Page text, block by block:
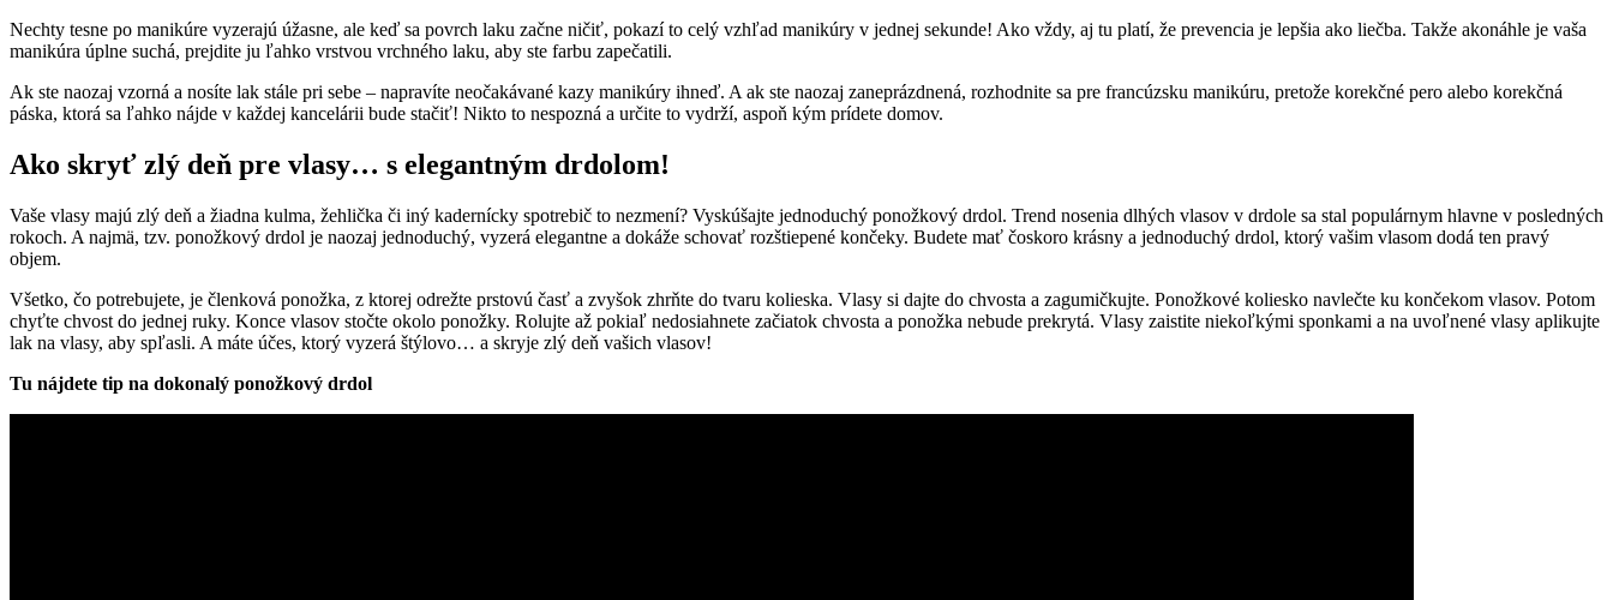
Nechty tesne po manikúre vyzerajú úžasne, ale keď sa povrch laku začne ničiť, pokazí to celý vzhľad manikúry v jednej sekunde! Ako vždy, aj tu platí, že prevencia je lepšia ako liečba. Takže akonáhle je vaša
manikúra úplne suchá, prejdite ju ľahko vrstvou vrchného laku, aby ste farbu zapečatili.
Ak ste naozaj vzorná a nosíte lak stále pri sebe – napravíte neočakávané kazy manikúry ihneď. A ak ste naozaj zaneprázdnená, rozhodnite sa pre francúzsku manikúru, pretože korekčné pero alebo korekčná
páska, ktorá sa ľahko nájde v každej kancelárii bude stačiť! Nikto to nespozná a určite to vydrží, aspoň kým prídete domov.
Ako skryť zlý deň pre vlasy… s elegantným drdolom!
Vaše vlasy majú zlý deň a žiadna kulma, žehlička či iný kadernícky spotrebič to nezmení? Vyskúšajte jednoduchý ponožkový drdol. Trend nosenia dlhých vlasov v drdole sa stal populárnym hlavne v posledných
rokoch. A najmä, tzv. ponožkový drdol je naozaj jednoduchý, vyzerá elegantne a dokáže schovať rozštiepené končeky. Budete mať čoskoro krásny a jednoduchý drdol, ktorý vašim vlasom dodá ten pravý
objem.
Všetko, čo potrebujete, je členková ponožka, z ktorej odrežte prstovú časť a zvyšok zhrňte do tvaru kolieska. Vlasy si dajte do chvosta a zagumičkujte. Ponožkové koliesko navlečte ku končekom vlasov. Potom
chyťte chvost do jednej ruky. Konce vlasov stočte okolo ponožky. Rolujte až pokiaľ nedosiahnete začiatok chvosta a ponožka nebude prekrytá. Vlasy zaistite niekoľkými sponkami a na uvoľnené vlasy aplikujte
lak na vlasy, aby spľasli. A máte účes, ktorý vyzerá štýlovo… a skryje zlý deň vašich vlasov!
Tu nájdete tip na dokonalý ponožkový drdol